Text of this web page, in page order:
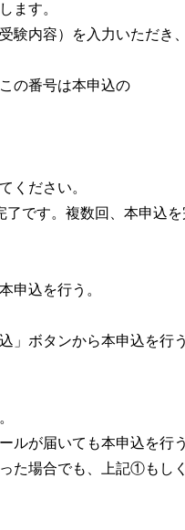
ます。
験内容）を入力いただき、
の番号は本申込の
てください。
す。複数回、本申込を
で本申込を行う。
込」ボタンから本申込
。
ます。
ルが届いても本申込
った場合でも、上記①